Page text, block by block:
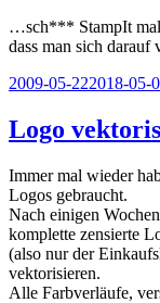
…sch*** StampIt mal
dass man sich darauf
Veröffentlicht
2009-05-222018-05-
Logo
Immer mal wieder
Logos gebraucht.
Nach einigen
komplette zensierte
(also nur der
vektorisieren.
Alle Farbverläufe,